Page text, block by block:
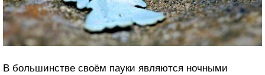
В большинстве своём пауки являются ночными